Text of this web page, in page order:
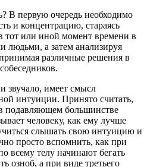
В первую очередь необходимо
и концентрацию, стараясь
тот или иной момент времени в
людьми, а затем анализируя
различные решения в
звучало, имеет смысл
интуиции. Принято считать,
подавляющем большинстве
человеку, как ему лучше
слышать свою интуицию и
просто вспомнить, как при
всему телу начинают бегать
озноб, а при виде третьего